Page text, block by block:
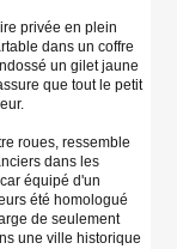
privée en plein
dans un coffre
un gilet jaune
que tout le petit
roues, ressemble
dans les
équipé d'un
été homologué
de seulement
une ville historique